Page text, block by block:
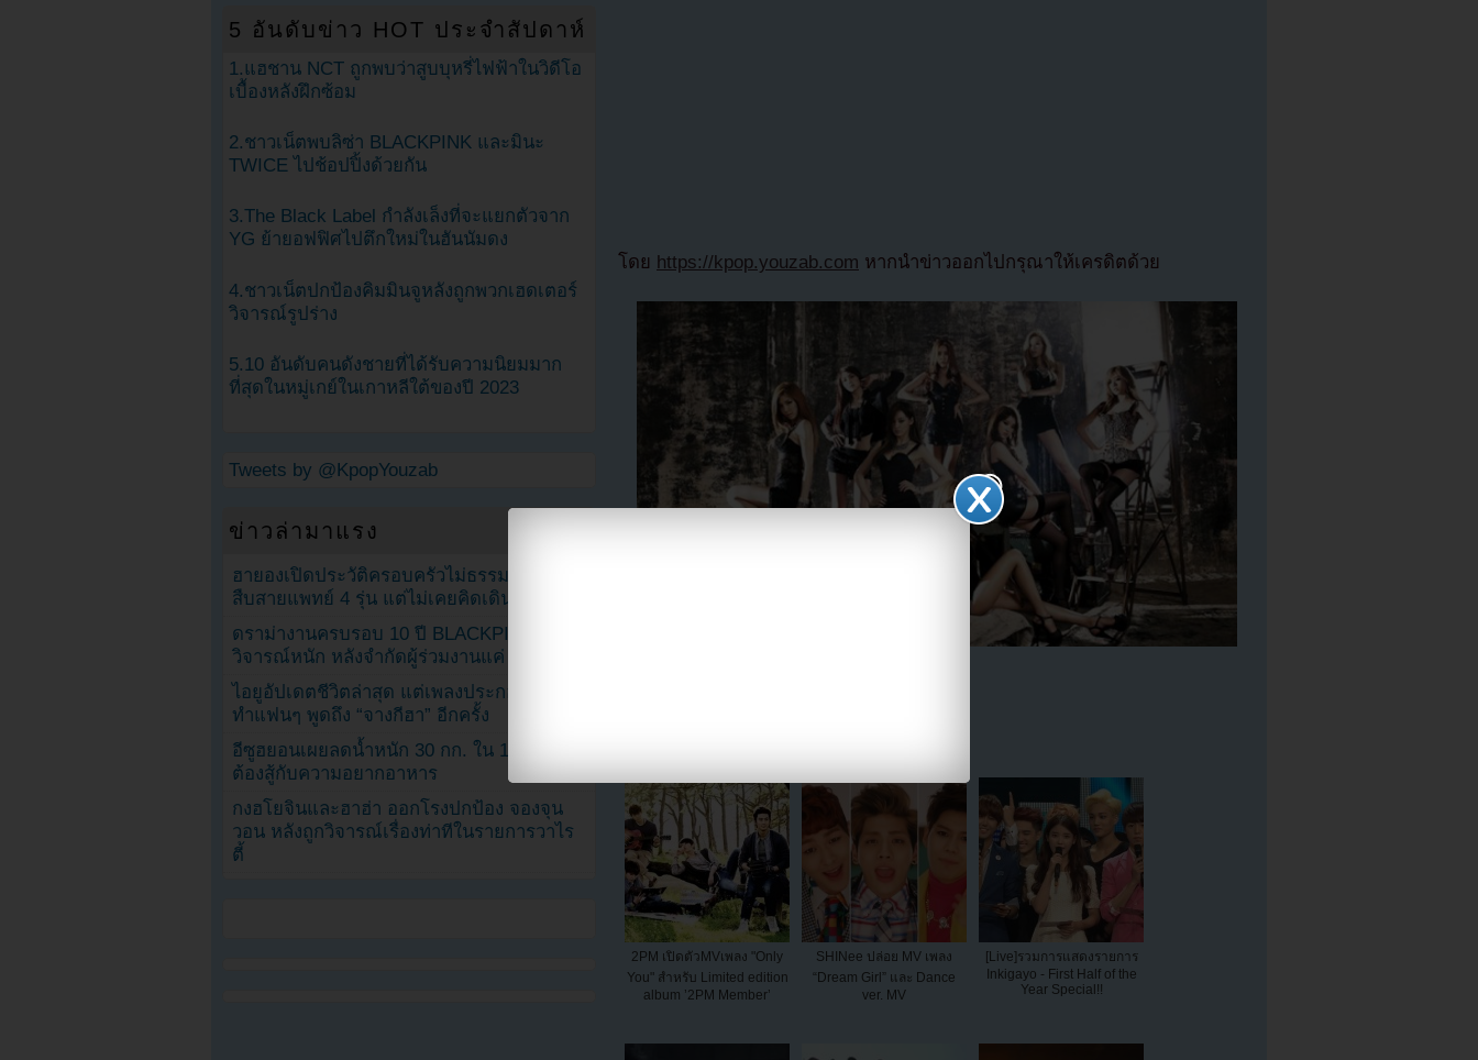
โดย https://kpop.youzab.com หากนำข่าวออกไปกรุณาให้เครดิตด้วย
2PM เปิดตัวMVเพลง "Only
You" สำหรับ Limited edition
album ’2PM Member’
SHINee ปล่อย MV เพลง
“Dream Girl” และ Dance
ver. MV
[Live]รวมการแสดงรายการ
Inkigayo - First Half of the
Year Special!!
5 อันดับข่าว HOT ประจำสัปดาห์
1.แฮชาน NCT ถูกพบว่าสูบบุหรี่ไฟฟ้าในวิดีโอ
เบื้องหลังฝึกซ้อม
2.ชาวเน็ตพบลิซ่า BLACKPINK และมินะ
TWICE ไปช้อปปิ้งด้วยกัน
3.The Black Label กำลังเล็งที่จะแยกตัวจาก
YG ย้ายอฟฟิศไปตึกใหม่ในฮันนัมดง
4.ชาวเน็ตปกป้องคิมมินจูหลังถูกพวกเฮดเตอร์
วิจารณ์รูปร่าง
5.10 อันดับคนดังชายที่ได้รับความนิยมมาก
ที่สุดในหมู่เกย์ในเกาหลีใต้ของปี 2023
Tweets by @KpopYouzab
ข่าวล่ามาแรง
ฮายองเปิดประวัติครอบครัวไม่ธรรมดา
สืบสายแพทย์ 4 รุ่น แต่ไม่เคยคิดเดินตามรอย
ดราม่างานครบรอบ 10 ปี BLACKPINK แฟน
วิจารณ์หนัก หลังจำกัดผู้ร่วมงานแค่ 40 คน
ไอยูอัปเดตชีวิตล่าสุด แต่เพลงประกอบโพสต์
ทำแฟนๆ พูดถึง “จางกีฮา” อีกครั้ง
อีซูฮยอนเผยลดน้ำหนัก 30 กก. ใน 1 ปี แต่ยัง
ต้องสู้กับความอยากอาหาร
กงฮโยจินและฮาฮ่า ออกโรงปกป้อง จองจุน
วอน หลังถูกวิจารณ์เรื่องท่าทีในรายการวาไร
ตี้